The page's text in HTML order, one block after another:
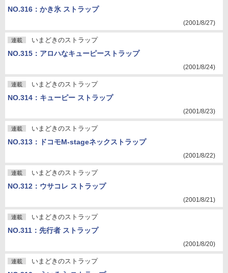
NO.316：かき氷 ストラップ
(2001/8/27)
連載 いまどきのストラップ
NO.315：アロハなキューピーストラップ
(2001/8/24)
連載 いまどきのストラップ
NO.314：キューピー ストラップ
(2001/8/23)
連載 いまどきのストラップ
NO.313：ドコモM-stageネックストラップ
(2001/8/22)
連載 いまどきのストラップ
NO.312：ウサコレ ストラップ
(2001/8/21)
連載 いまどきのストラップ
NO.311：先行者 ストラップ
(2001/8/20)
連載 いまどきのストラップ